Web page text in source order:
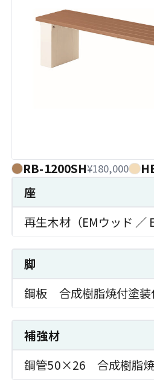
RB-1200SH¥180,000
座
再生木材（EMウッド ／
脚
鋼板 合成樹脂焼付塗装
補強材
鋼管50×26 合成樹脂